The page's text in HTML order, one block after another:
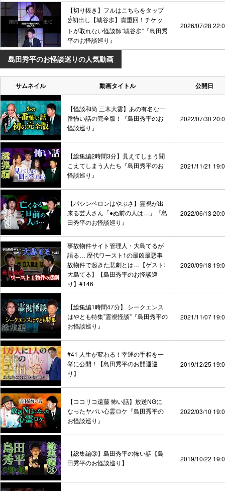
【切り抜き】フルはこちらをタップ
☝️初出し【城谷歩】貴重回！チケッ
トが取れない怪談師”城谷歩”『島田秀
平のお怪談巡り』
2026/07/28
島田秀平のお怪談巡りの人気動画
サムネイル 動画タイトル 公開日
【怪談和尚 三木大雲】あの有名な一
番怖い話の完全版！『島田秀平のお
怪談巡り』
2022/07/30
【総集編2時間3分】見えてしまう聞
こえてしまう人たち『島田秀平のお
怪談巡り』
2021/11/21
【パシンペロンはやぶさ】霊視が出
来る芸人さん「●ぬ前の人は…」『島
田秀平のお怪談巡り』
2022/06/13
事故物件サイト管理人・大島てるが
語る… 歴代ワースト1の最凶最悪事
故物件で起きた悲劇とは…【ゲスト:
大島てる】【島田秀平のお怪談巡
り】#146
2020/09/18
【総集編1時間47分】 シークエンス
はやとも特集”霊視怪談”『島田秀平の
お怪談巡り』
2021/11/07
#41 人生が変わる！幸運の手相を一
挙に公開！【島田秀平のお開運巡
り】
2019/12/25
【ココリコ遠藤 怖い話】放送NGに
なったヤバい心霊ロケ『島田秀平の
お怪談巡り』
2022/03/10
【総集編③】島田秀平の怖い話【島
田秀平のお怪談巡り】
2019/10/22